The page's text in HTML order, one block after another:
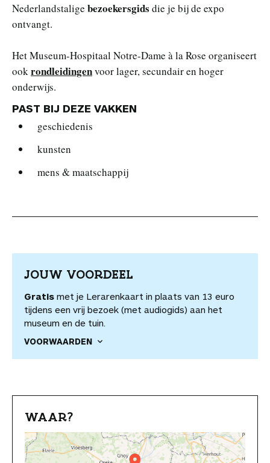
Nederlandstalige bezoekersgids die je bij de expo
ontvangt.
Het Museum-Hospitaal Notre-Dame à la Rose organiseert
ookrondleidingenvoor lager, secundair en hoger
onderwijs.
PAST BIJ DEZE VAKKEN
geschiedenis
kunsten
mens & maatschappij
JOUW VOORDEEL
Gratis met je Lerarenkaart in plaats van 13 euro
tijdens een vrij bezoek (met audiogids) aan het
museum en de tuin.
VOORWAARDEN
WAAR?